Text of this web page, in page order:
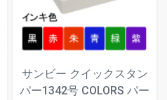
サンビー クイックスタン
パー1342号 COLORS パー